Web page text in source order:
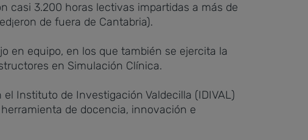
casi 3.200 horas lectivas impartidas a más de
de fuera de Cantabria).
en equipo, en los que también se ejercita la
en Simulación Clínica.
Instituto de Investigación Valdecilla (IDIVAL)
de docencia, innovación e